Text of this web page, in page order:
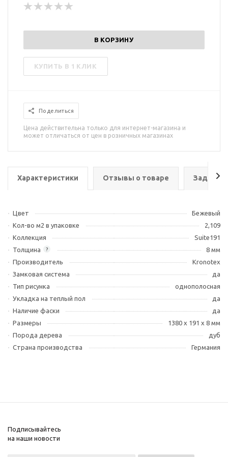
В КОРЗИНУ
КУПИТЬ В 1 КЛИК
Поделиться
Цена действительна только для интернет-магазина и
может отличаться от цен в розничных магазинах
Характеристики Отзывы о товаре Задать
Цвет
Бежевый
Кол-во м2 в упаковке
2,109
Коллекция
Suite191
?
Толщина
8 мм
Производитель
Kronotex
Замковая система
да
Тип рисунка
однополосная
Укладка на теплый пол
да
Наличие фаски
да
Размеры
1380 x 191 x 8 мм
Порода дерева
дуб
Страна производства
Германия
Подписывайтесь
на наши новости